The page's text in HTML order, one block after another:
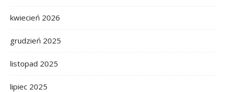
kwiecień 2026
grudzień 2025
listopad 2025
lipiec 2025